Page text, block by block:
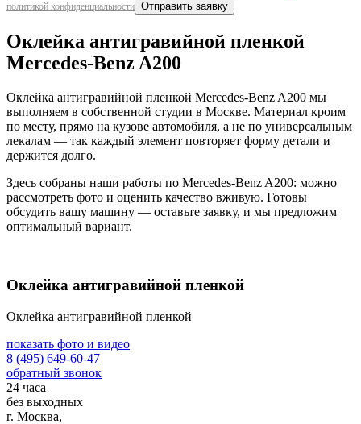
политикой конфиденциальности
Оклейка антигравийной пленкой
Mercedes-Benz A200
Оклейка антигравийной пленкой Mercedes-Benz A200 мы
выполняем в собственной студии в Москве. Материал кроим
по месту, прямо на кузове автомобиля, а не по универсальным
лекалам — так каждый элемент повторяет форму детали и
держится долго.
Здесь собраны наши работы по Mercedes-Benz A200: можно
рассмотреть фото и оценить качество вживую. Готовы
обсудить вашу машину — оставьте заявку, и мы предложим
оптимальный вариант.
Оклейка антигравийной пленкой
Оклейка антигравийной пленкой
показать фото и видео
8 (495) 649-60-47
обратный звонок
24 часа
без выходных
г. Москва,